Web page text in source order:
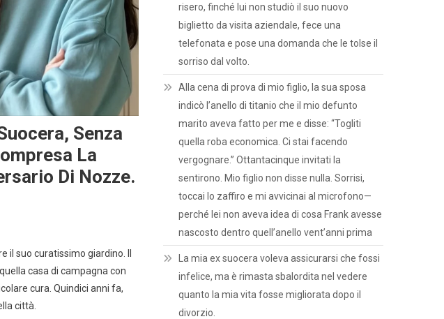
Senza
La
Di Nozze.
il suo curatissimo giardino. Il
casa di campagna con
cura. Quindici anni fa,
città.
risero, finché lui non studiò il suo nuovo
biglietto da visita aziendale, fece una
telefonata e pose una domanda che le tolse il
sorriso dal volto.
Alla cena di prova di mio figlio, la sua sposa
indicò l’anello di titanio che il mio defunto
marito aveva fatto per me e disse: “Togliti
quella roba economica. Ci stai facendo
vergognare.” Ottantacinque invitati la
sentirono. Mio figlio non disse nulla. Sorrisi,
toccai lo zaffiro e mi avvicinai al microfono—
perché lei non aveva idea di cosa Frank avesse
nascosto dentro quell’anello vent’anni prima
La mia ex suocera voleva assicurarsi che fossi
infelice, ma è rimasta sbalordita nel vedere
quanto la mia vita fosse migliorata dopo il
divorzio.